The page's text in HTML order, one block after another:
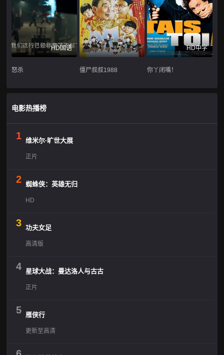
HD国语
怒杀 僵尸叔叔1988
HD中字
你丫闭嘴！
电影热播榜
1 维米尔·旷世大展
正片
2 蜘蛛侠：英雄无归
HD
3 功夫女足
高清版
4 星球大战：曼达洛人与古古
正片
5 雁侠行
更新至高清